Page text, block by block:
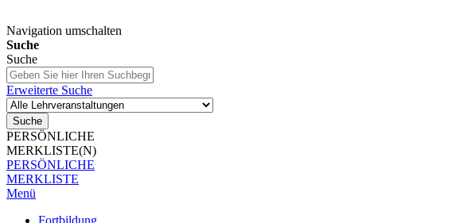
Navigation umschalten
Suche
Suche
Erweiterte Suche
Suche
PERSÖNLICHE
MERKLISTE(N)
PERSÖNLICHE
MERKLISTE
Menü